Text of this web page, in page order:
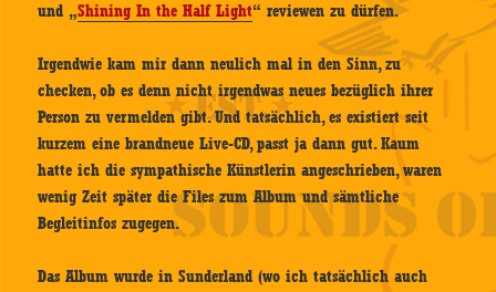
und „Shining In the Half Light“ reviewen zu dürfen.
Irgendwie kam mir dann neulich mal in den Sinn, zu
checken, ob es denn nicht irgendwas neues bezüglich ihrer
Person zu vermelden gibt. Und tatsächlich, es existiert seit
kurzem eine brandneue Live-CD, passt ja dann gut. Kaum
hatte ich die sympathische Künstlerin angeschrieben, waren
wenig Zeit später die Files zum Album und sämtliche
Begleitinfos zugegen.
Das Album wurde in Sunderland (wo ich tatsächlich auch